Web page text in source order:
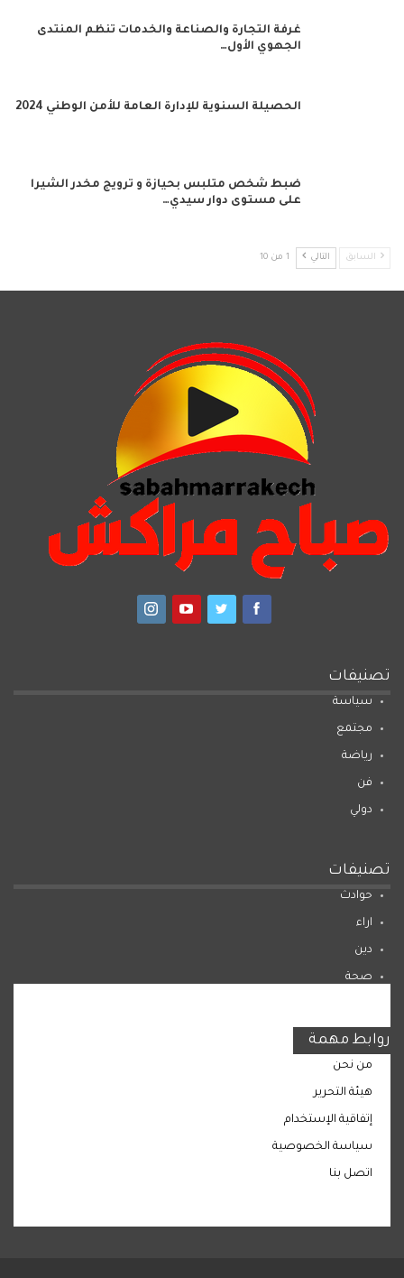
غرفة التجارة والصناعة والخدمات تنظم المنتدى
الجهوي الأول…
الحصيلة السنوية للإدارة العامة للأمن الوطني 2024
ضبط شخص متلبس بحيازة و ترويج مخدر الشيرا
على مستوى دوار سيدي…
السابق التالي 1 من 10
تصنيفات
سياسة
مجتمع
رياضة
فن
دولي
تصنيفات
حوادث
اراء
دين
صحة
روابط مهمة
من نحن
هيئة التحرير
إتفاقية الإستخدام
سياسة الخصوصية
اتصل بنا